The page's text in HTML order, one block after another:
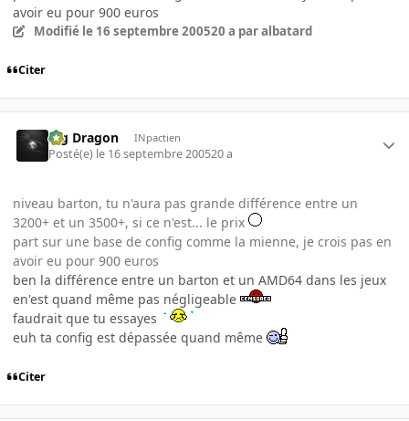
avoir eu pour 900 euros
Modifié le 16 septembre 200520 a par albatard
Citer
Big Dragon INpactien
Posté(e) le 16 septembre 200520 a
niveau barton, tu n'aura pas grande différence entre un
3200+ et un 3500+, si ce n'est... le prix
part sur une base de config comme la mienne, je crois pas en
avoir eu pour 900 euros
ben la différence entre un barton et un AMD64 dans les jeux
en'est quand même pas négligeable
faudrait que tu essayes
euh ta config est dépassée quand même
Citer